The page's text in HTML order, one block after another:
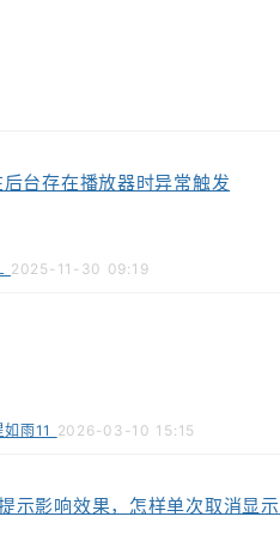
台存在播放器时异常触发
2025-11-30 09:19
如雨11 2026-03-10 15:15
示影响效果，怎样单次取消显